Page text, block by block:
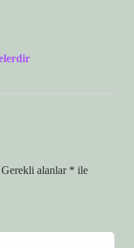
Gerekli alanlar * ile